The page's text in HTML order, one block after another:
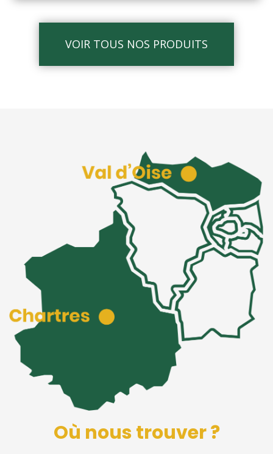
VOIR TOUS NOS PRODUITS
Où nous trouver ?